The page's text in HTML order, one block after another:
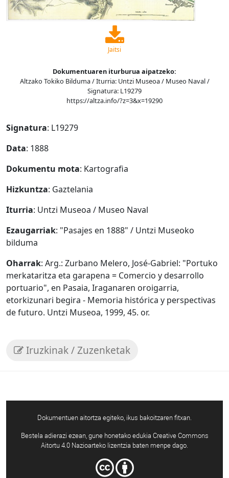
Jaitsi
Dokumentuaren iturburua aipatzeko:
Altzako Tokiko Bilduma / Iturria: Untzi Museoa / Museo Naval /
Signatura: L19279
https://altza.info/?z=3&x=19290
Signatura: L19279
Data: 1888
Dokumentu mota: Kartografia
Hizkuntza: Gaztelania
Iturria: Untzi Museoa / Museo Naval
Ezaugarriak: "Pasajes en 1888" / Untzi Museoko
bilduma
Oharrak: Arg.: Zurbano Melero, José-Gabriel: "Portuko
merkataritza eta garapena = Comercio y desarrollo
portuario", en Pasaia, Iraganaren oroigarria,
etorkizunari begira - Memoria histórica y perspectivas
de futuro. Untzi Museoa, 1999, 45. or.
Iruzkinak / Zuzenketak
Dokumentuen aitortza egiteko, ikus bakoitzaren fitxan.
Bestela adierazi ezean, gune honetako edukia Creative Commons
Aitortu 4.0 Nazioarteko lizentzia baten menpe dago.